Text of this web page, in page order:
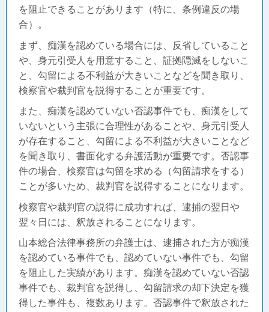
を阻止できることがあります（特に、条例違反の場
合）。
まず、痴漢を認めている場合には、反省していること
や、身元引受人を用意すること、証拠隠滅をしないこ
と、勾留による不利益が大きいことなどを聞き取り、
検察官や裁判官を説得することが重要です。
また、痴漢を認めていない否認事件でも、痴漢をして
いないという主張に合理性があることや、身元引受人
が存在すること、勾留による不利益が大きいことなど
を聞き取り、書面化する弁護活動が重要です。否認事
件の場合、検察官は勾留を求める（勾留請求をする）
ことが多いため、裁判官を説得することになります。
検察官や裁判官の説得に成功すれば、逮捕の翌日や
翌々日には、釈放されることになります。
山本総合法律事務所の弁護士は、逮捕された方が痴漢
を認めている事件でも、認めていない事件でも、勾留
を阻止した実績があります。痴漢を認めていない否認
事件でも、裁判官を説得し、勾留請求の却下決定を獲
得した事件も、複数あります。否認事件で釈放された